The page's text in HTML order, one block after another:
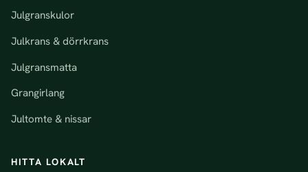
Julgranskulor
Julkrans & dörrkrans
Julgransmatta
Grangirlang
Jultomte & nissar
HITTA LOKALT